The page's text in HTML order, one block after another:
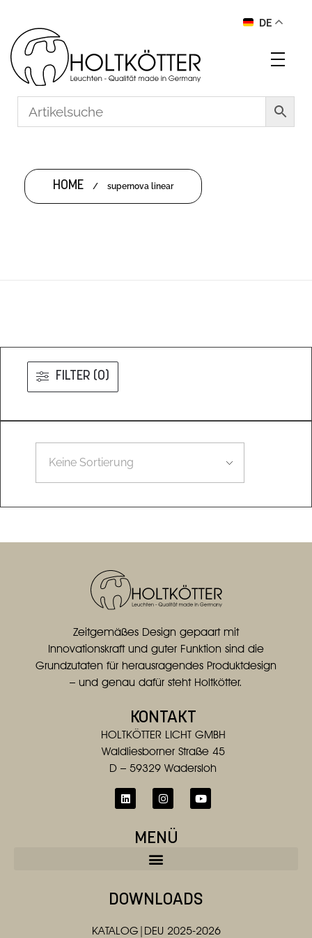
DE
HOME / supernova linear
FILTER (0)
Zeitgemäßes Design gepaart mit
Innovationskraft und guter Funktion sind die
Grundzutaten für herausragendes Produktdesign
– und genau dafür steht Holtkötter.
KONTAKT
HOLTKÖTTER LICHT GMBH
Waldliesborner Straße 45
D – 59329 Wadersloh
MENÜ
DOWNLOADS
KATALOG|DEU 2025-2026